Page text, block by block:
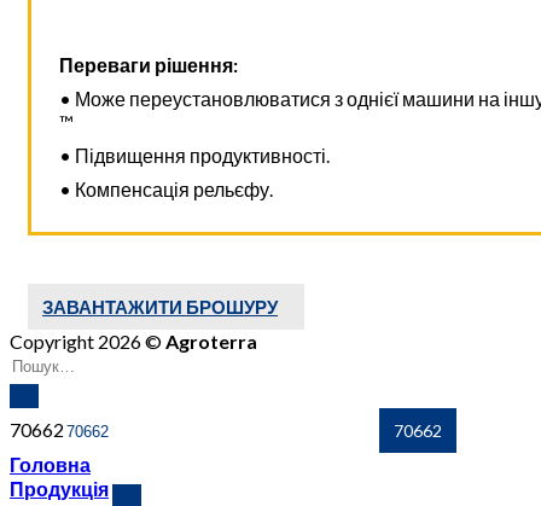
Переваги рішення:
• Може переустановлюватися з однієї машини на
™
• Підвищення продуктивності.
• Компенсація рельєфу.
ЗАВАНТАЖИТИ БРОШУРУ
Copyright 2026 ©Agroterra
70662
Головна
Продукція